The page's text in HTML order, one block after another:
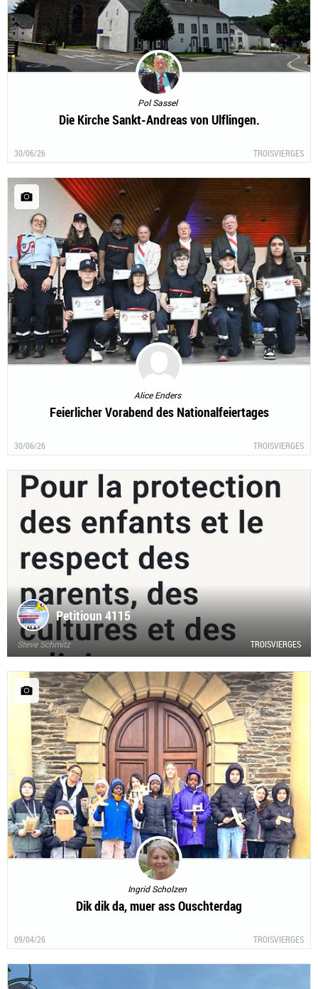
Pol Sassel
Die Kirche Sankt-Andreas von Ulflingen.
30/06/26 TROISVIERGES
Alice Enders
Feierlicher Vorabend des Nationalfeiertages
30/06/26 TROISVIERGES
Petitioun 4115
Steve Schmitz TROISVIERGES
Ingrid Scholzen
Dik dik da, muer ass Ouschterdag
09/04/26 TROISVIERGES